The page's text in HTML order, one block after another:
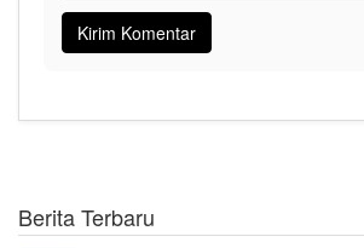
Berita Terbaru